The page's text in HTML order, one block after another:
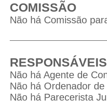
COMISSÃO
Não há Comissão
RESPONSÁVEIS
Não há Agente de
Não há Ordenador
Não há Parecerista